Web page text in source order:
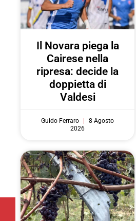
Il Novara piega la
Cairese nella
ripresa: decide la
doppietta di
Valdesi
Guido Ferraro
8 Agosto
2026